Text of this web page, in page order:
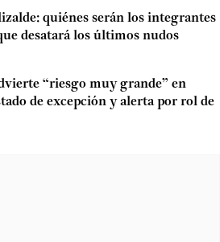
quiénes serán los integrantes
desatará los últimos nudos
“riesgo muy grande” en
de excepción y alerta por rol de